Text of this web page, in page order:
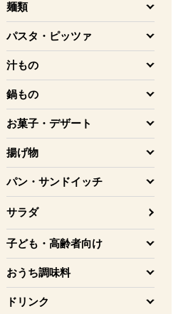
麺類
を開く
パスタ・ピッツァ
を開く
汁もの
を開く
鍋もの
を開く
お菓子・デザート
を開く
揚げ物
を開く
パン・サンドイッチ
を開く
サラダ
子ども・高齢者向け
を開く
おうち調味料
を開く
ドリンク
を開く